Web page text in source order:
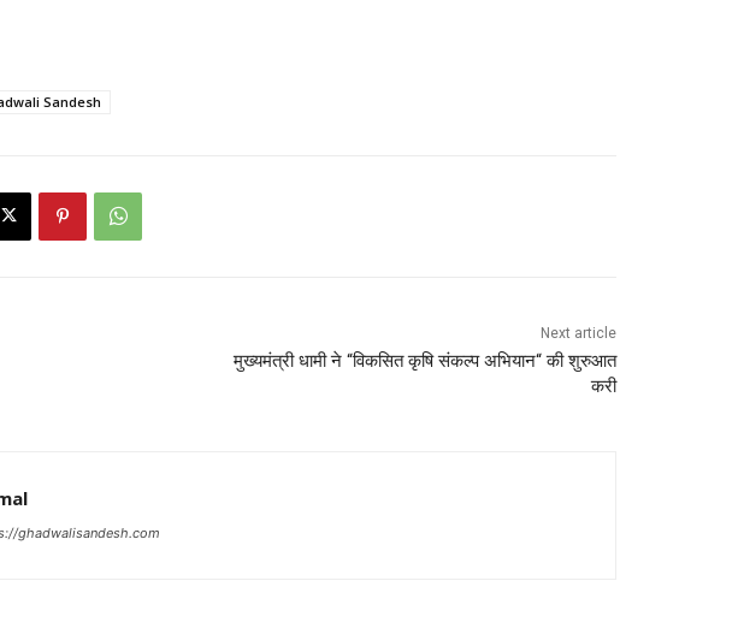
Sandesh
Next article
मुख्यमंत्री धामी ने “विकसित कृषि संकल्प अभियान“ की शुरुआत
करी
ghadwalisandesh.com